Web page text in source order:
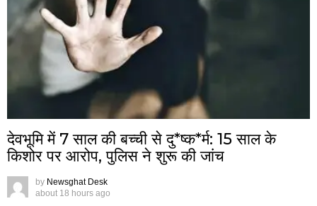
देवभूमि में 7 साल की बच्ची से दु*ष्क*र्म: 15 साल के
किशोर पर आरोप, पुलिस ने शुरू की जांच
by Newsghat Desk
about 18 hours ago